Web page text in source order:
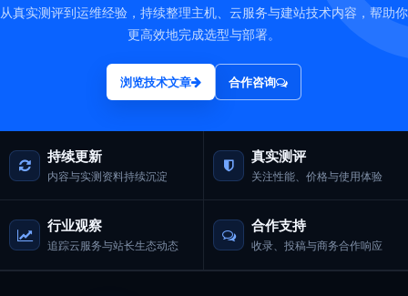
从真实测评到运维经验，持续整理主机、云服务与建站技术内容，帮助你
更高效地完成选型与部署。
浏览技术文章 合作咨询
持续更新
内容与实测资料持续沉淀
真实测评
关注性能、价格与使用体验
行业观察
追踪云服务与站长生态动态
合作支持
收录、投稿与商务合作响应